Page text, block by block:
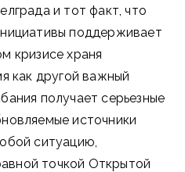
и тот факт, что
поддерживает
кризисе храня
как другой важный
получает серьезные
источники
ситуацию,
точкой Открытой